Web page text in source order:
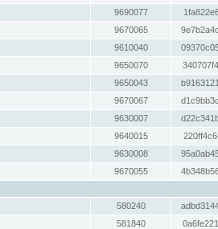
9690077
9670065
9610040
9650070
9650043
9670067
9630007
9640015
9630008
9670055
580240
581840